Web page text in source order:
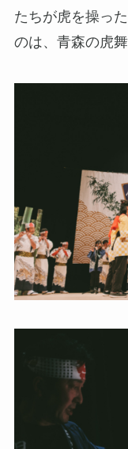
たちが虎を操っ
のは、青森の虎